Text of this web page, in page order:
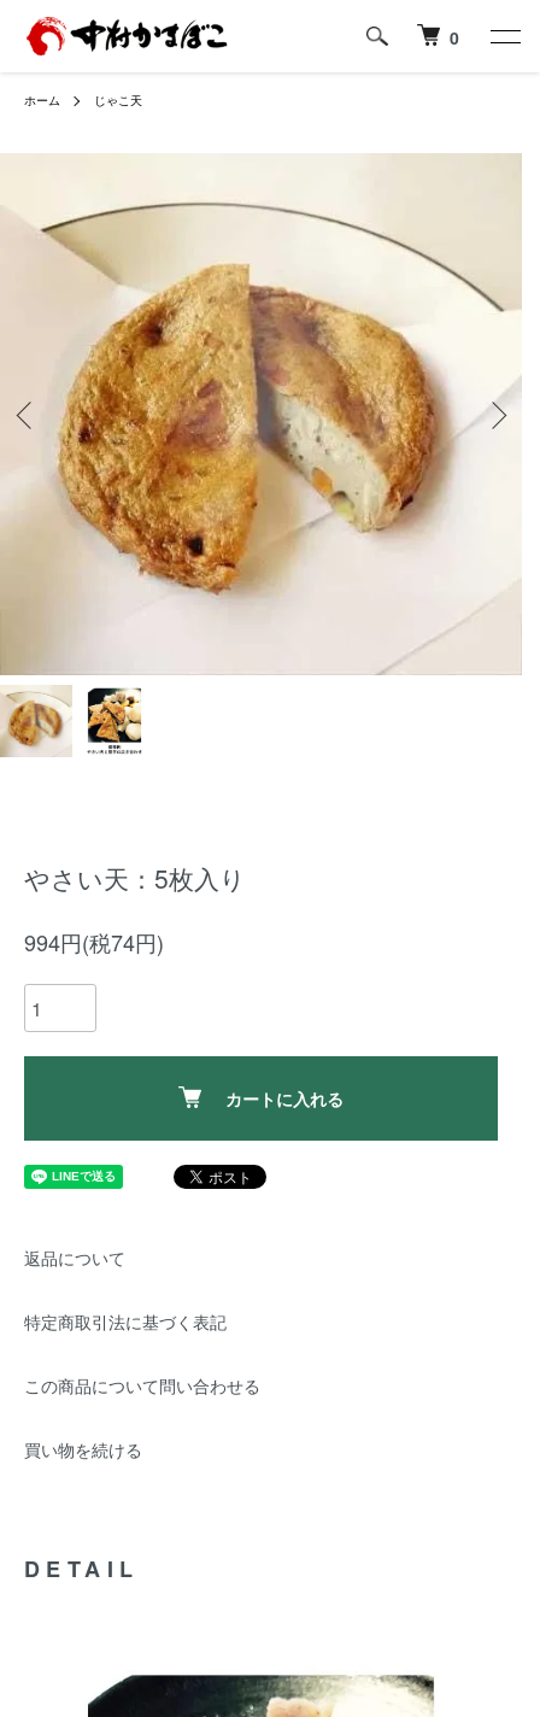
0
ホーム じゃこ天
やさい天：5枚入り
994円(税74円)
カートに入れる
返品について
特定商取引法に基づく表記
この商品について問い合わせる
買い物を続ける
DETAIL